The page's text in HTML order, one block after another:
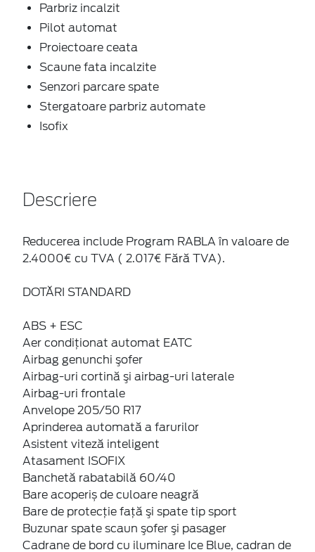
Parbriz incalzit
Pilot automat
Proiectoare ceata
Scaune fata incalzite
Senzori parcare spate
Stergatoare parbriz automate
Isofix
Descriere
Reducerea include Program RABLA în valoare de
2.4000€ cu TVA ( 2.017€ Fără TVA).
DOTĂRI STANDARD
ABS + ESC
Aer condiţionat automat EATC
Airbag genunchi şofer
Airbag-uri cortină şi airbag-uri laterale
Airbag-uri frontale
Anvelope 205/50 R17
Aprinderea automată a farurilor
Asistent viteză inteligent
Atasament ISOFIX
Banchetă rabatabilă 60/40
Bare acoperiș de culoare neagră
Bare de protecţie faţă şi spate tip sport
Buzunar spate scaun şofer şi pasager
Cadrane de bord cu iluminare Ice Blue, cadran de